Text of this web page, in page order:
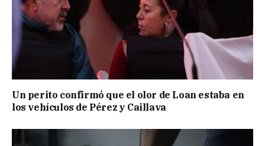
Un perito confirmó que el olor de Loan estaba en
los vehículos de Pérez y Caillava